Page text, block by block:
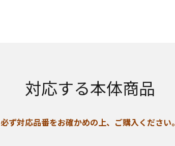
対応する本体商品
必ず対応品番をお確かめの上、ご購入ください。